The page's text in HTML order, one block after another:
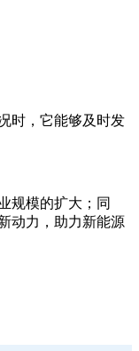
时，它能够及时发
规模的扩大；同
动力，助力新能源